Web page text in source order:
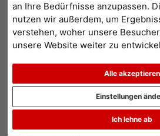
an Ihre Bedürfnisse anzupassen.
nutzen wir außerdem, um
verstehen, woher unsere
unsere Website weiter zu
Alle akzeptieren
Ich lehne ab
Einstellungen